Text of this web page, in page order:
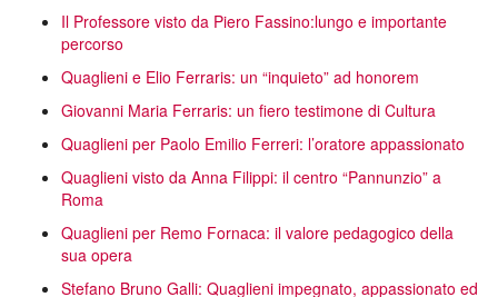
Il Professore visto da Piero Fassino:lungo e importante
percorso
Quaglieni e Elio Ferraris: un “inquieto” ad honorem
Giovanni Maria Ferraris: un fiero testimone di Cultura
Quaglieni per Paolo Emilio Ferreri: l’oratore appassionato
Quaglieni visto da Anna Filippi: il centro “Pannunzio” a
Roma
Quaglieni per Remo Fornaca: il valore pedagogico della
sua opera
Stefano Bruno Galli: Quaglieni impegnato, appassionato ed